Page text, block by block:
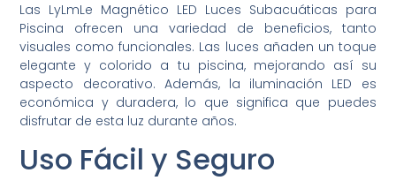
Las LyLmLe Magnético LED Luces Subacuáticas para
Piscina ofrecen una variedad de beneficios, tanto
visuales como funcionales. Las luces añaden un toque
elegante y colorido a tu piscina, mejorando así su
aspecto decorativo. Además, la iluminación LED es
económica y duradera, lo que significa que puedes
disfrutar de esta luz durante años.
Uso Fácil y Seguro